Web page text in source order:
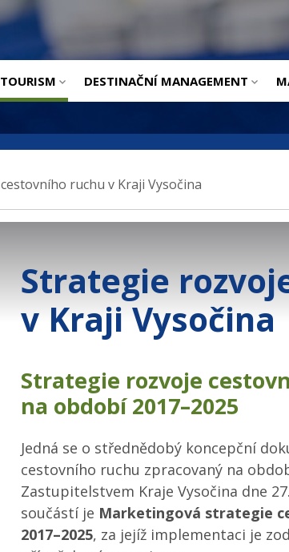
DESTINAČNÍ MANAGEMENT
ruchu v Kraji Vysočina
Strategie
v Kraji Vysočina
Strategie rozvoje
na období 2017–2025
Jedná se o střednědobý koncepční
cestovního ruchu zpracovaný na
Zastupitelstvem Kraje Vysočina dne
součástí je Marketingová strategie
2017–2025, za jejíž implementaci je